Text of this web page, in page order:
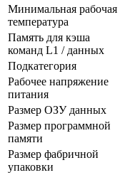
Минимальная рабочая
температура
Память для кэша
команд L1 / данных
Подкатегория
Рабочее напряжение
питания
Размер ОЗУ данных
Размер программной
памяти
Размер фабричной
упаковки